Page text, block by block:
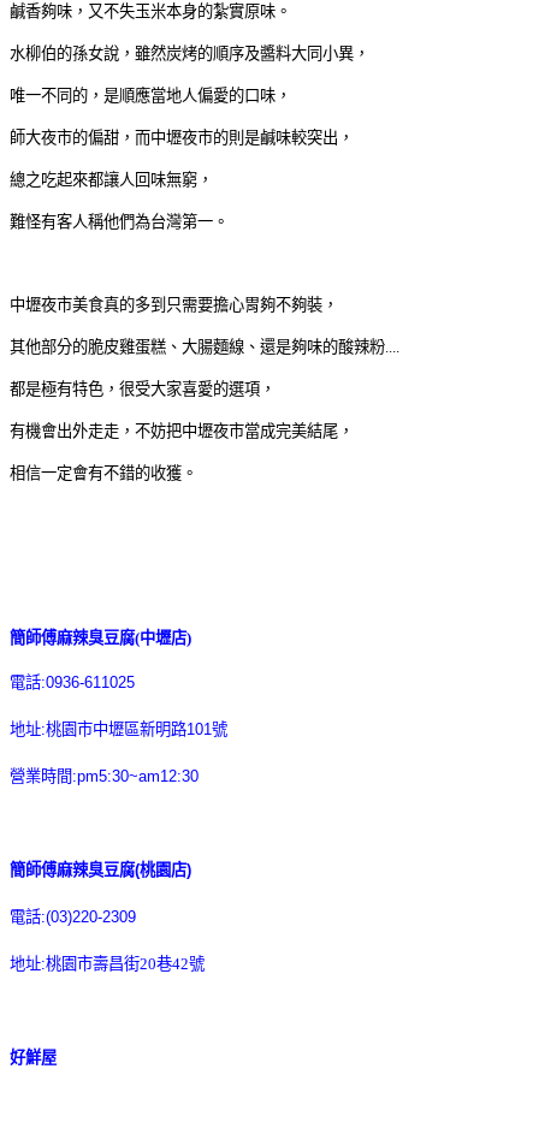
鹹香夠味，又不失玉米本身的紮實原味。
水柳伯的孫女說，雖然炭烤的順序及醬料大同小異，
唯一不同的，是順應當地人偏愛的口味，
師大夜市的偏甜，而中壢夜市的則是鹹味較突出，
總之吃起來都讓人回味無窮，
難怪有客人稱他們為台灣第一。
中壢夜市美食真的多到只需要擔心胃夠不夠裝，
其他部分的脆皮雞蛋糕、大腸麵線、還是夠味的酸辣粉....
都是極有特色，很受大家喜愛的選項，
有機會出外走走，不妨把中壢夜市當成完美結尾，
相信一定會有不錯的收獲。
簡師傅麻辣臭豆腐(中壢店)
電話:0936-611025
地址:桃園市中壢區新明路101 號
營業時間:pm5:30~am12:30
簡師傅麻辣臭豆腐(桃園店)
電話:(03)220-2309
地址:桃園市壽昌街20巷42號
好鮮屋